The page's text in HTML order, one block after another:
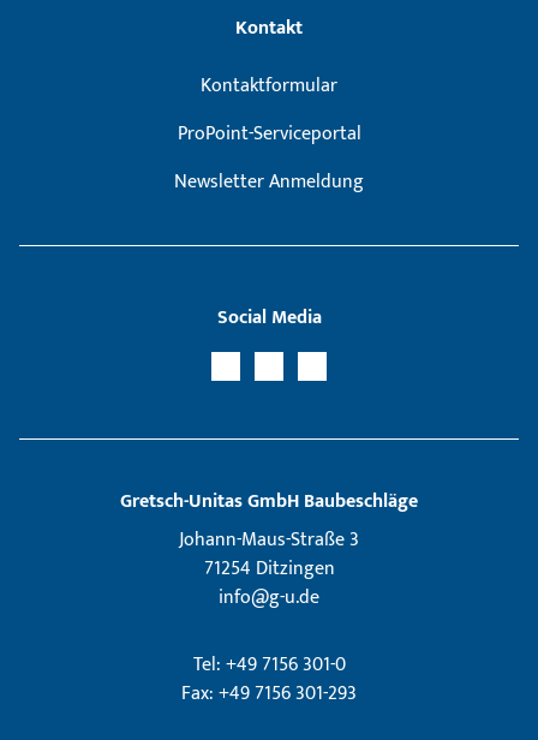
Kontakt
Kontaktformular
ProPoint-Serviceportal
Newsletter Anmeldung
Social Media
Gretsch­-Unitas GmbH Baubeschläge
Johann-Maus-Straße 3
71254 Ditzingen
info@g-u.de
Tel: +49 7156 301-0
Fax: +49 7156 301-293